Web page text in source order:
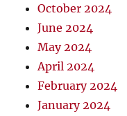
October 2024
June 2024
May 2024
April 2024
February 2024
January 2024